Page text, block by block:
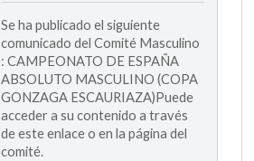
Se ha publicado el siguiente
comunicado del Comité Masculino
: CAMPEONATO DE ESPAÑA
ABSOLUTO MASCULINO (COPA
GONZAGA ESCAURIAZA)Puede
acceder a su contenido a través
de este enlace o en la página del
comité.